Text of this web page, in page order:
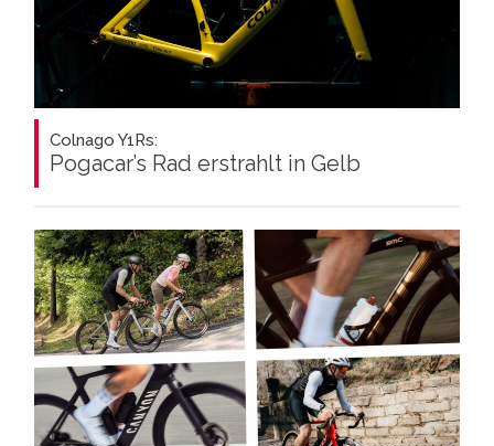
Colnago Y1Rs:
Pogacar’s Rad erstrahlt in Gelb